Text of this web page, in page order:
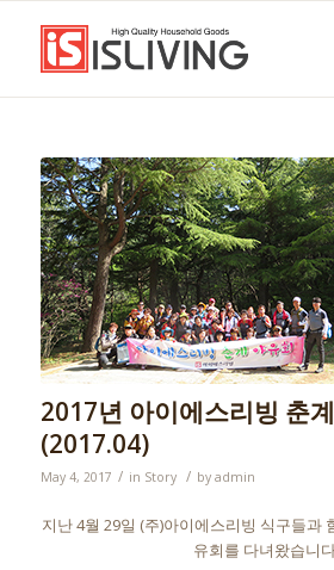
2017년 아이에스리빙 춘
(2017.04)
May 4, 2017 / in Story / by admin
지난 4월 29일 (주)아이에스리빙 식구들과
유회를 다녀왔습니